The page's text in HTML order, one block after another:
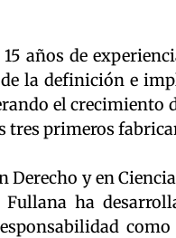
años de
la definición e
el crecimiento
tres primeros
Derecho y en
Fullana ha